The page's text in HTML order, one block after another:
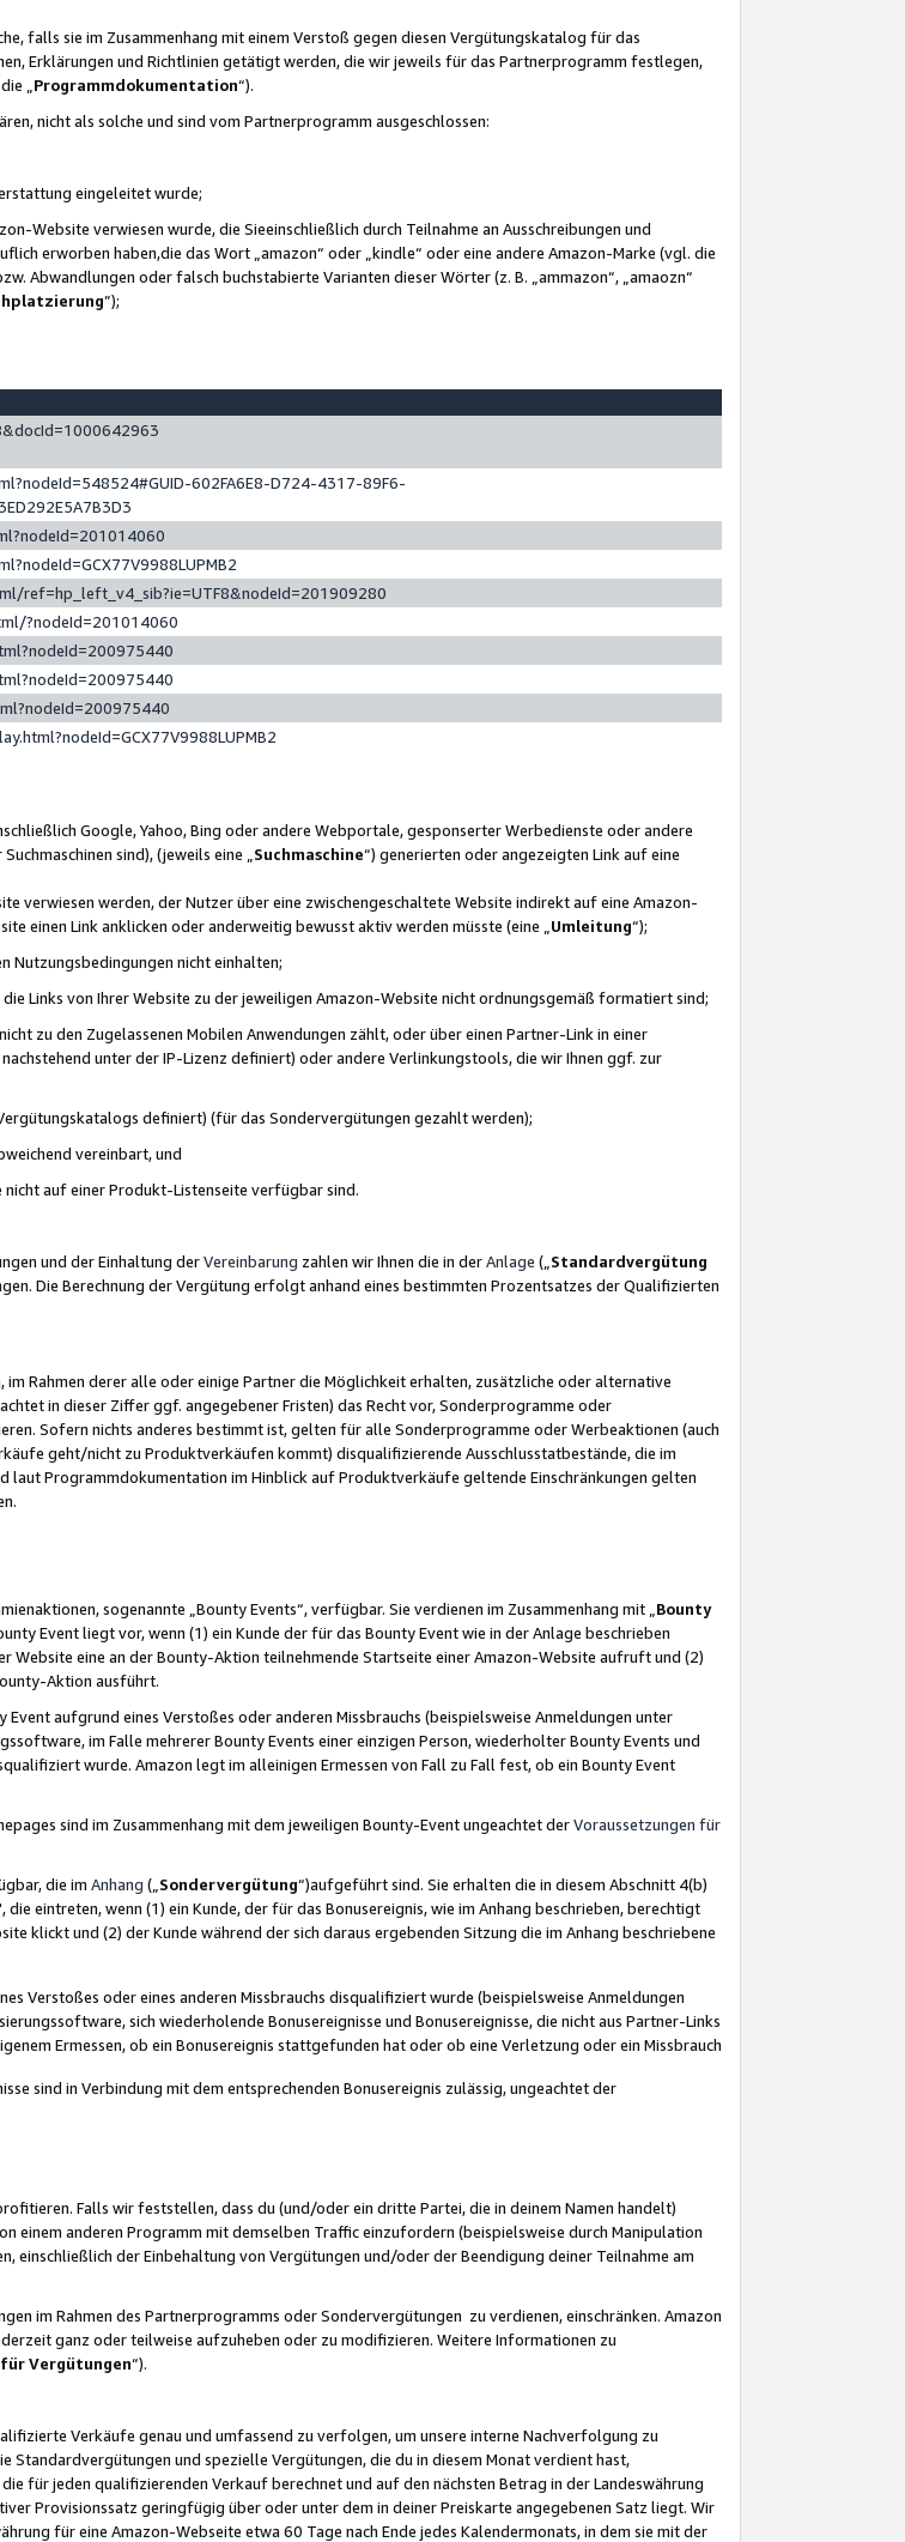
falls sie im Zusammenhang mit einem Verstoß gegen diesen Vergütungskatalog für das
Erklärungen und Richtlinien getätigt werden, die wir jeweils für das Partnerprogramm festlegen,
„ Programmdokumentation“).
nicht als solche und sind vom Partnerprogramm ausgeschlossen:
eingeleitet wurde;
Website verwiesen wurde, die Sieeinschließlich durch Teilnahme an Ausschreibungen und
erworben haben,die das Wort „amazon“ oder „kindle“ oder eine andere Amazon-Marke (vgl. die
Abwandlungen oder falsch buchstabierte Varianten dieser Wörter (z. B. „ammazon“, „amaozn“
”);
602FA6E8-D724-4317-89F6-
ref=hp_left_v4_sib?ie=UTF8&nodeId=201909280
?nodeId=201014060
Google, Yahoo, Bing oder andere Webportale, gesponserter Werbedienste oder andere
sind), (jeweils eine „ Suchmaschine“) generierten oder angezeigten Link auf eine
verwiesen werden, der Nutzer über eine zwischengeschaltete Website indirekt auf eine Amazon-
einen Link anklicken oder anderweitig bewusst aktiv werden müsste (eine „ Umleitung“);
Nutzungsbedingungen nicht einhalten;
Links von Ihrer Website zu der jeweiligen Amazon-Website nicht ordnungsgemäß formatiert sind;
zu den Zugelassenen Mobilen Anwendungen zählt, oder über einen Partner-Link in einer
unter der IP-Lizenz definiert) oder andere Verlinkungstools, die wir Ihnen ggf. zur
definiert) (für das Sondervergütungen gezahlt werden);
vereinbart, und
auf einer Produkt-Listenseite verfügbar sind.
und der Einhaltung derVereinbarung zahlen wir Ihnen die in derAnlage („ Standardvergütung
Die Berechnung der Vergütung erfolgt anhand eines bestimmten Prozentsatzes der Qualifizierten
Rahmen derer alle oder einige Partner die Möglichkeit erhalten, zusätzliche oder alternative
in dieser Ziffer ggf. angegebener Fristen) das Recht vor, Sonderprogramme oder
Sofern nichts anderes bestimmt ist, gelten für alle Sonderprogramme oder Werbeaktionen (auch
geht/nicht zu Produktverkäufen kommt) disqualifizierende Ausschlusstatbestände, die im
laut Programmdokumentation im Hinblick auf Produktverkäufe geltende Einschränkungen gelten
sogenannte „Bounty Events“, verfügbar. Sie verdienen im Zusammenhang mit „ Bounty
Event liegt vor, wenn (1) ein Kunde der für das Bounty Event wie in der Anlage beschrieben
Website eine an der Bounty-Aktion teilnehmende Startseite einer Amazon-Website aufruft und (2)
Aktion ausführt.
aufgrund eines Verstoßes oder anderen Missbrauchs (beispielsweise Anmeldungen unter
im Falle mehrerer Bounty Events einer einzigen Person, wiederholter Bounty Events und
wurde. Amazon legt im alleinigen Ermessen von Fall zu Fall fest, ob ein Bounty Event
sind im Zusammenhang mit dem jeweiligen Bounty-Event ungeachtet derVoraussetzungen für
die im Anhang („ Sondervergütung“)aufgeführt sind. Sie erhalten die in diesem Abschnitt 4(b)
die eintreten, wenn (1) ein Kunde, der für das Bonusereignis, wie im Anhang beschrieben, berechtigt
klickt und (2) der Kunde während der sich daraus ergebenden Sitzung die im Anhang beschriebene
Verstoßes oder eines anderen Missbrauchs disqualifiziert wurde (beispielsweise Anmeldungen
sich wiederholende Bonusereignisse und Bonusereignisse, die nicht aus Partner-Links
Ermessen, ob ein Bonusereignis stattgefunden hat oder ob eine Verletzung oder ein Missbrauch
sind in Verbindung mit dem entsprechenden Bonusereignis zulässig, ungeachtet der
Falls wir feststellen, dass du (und/oder ein dritte Partei, die in deinem Namen handelt)
einem anderen Programm mit demselben Traffic einzufordern (beispielsweise durch Manipulation
der Einbehaltung von Vergütungen und/oder der Beendigung deiner Teilnahme am
im Rahmen des Partnerprogramms oder Sondervergütungen zu verdienen, einschränken. Amazon
ganz oder teilweise aufzuheben oder zu modifizieren. Weitere Informationen zu
Vergütungen“).
Verkäufe genau und umfassend zu verfolgen, um unsere interne Nachverfolgung zu
Standardvergütungen und spezielle Vergütungen, die du in diesem Monat verdient hast,
für jeden qualifizierenden Verkauf berechnet und auf den nächsten Betrag in der Landeswährung
Provisionssatz geringfügig über oder unter dem in deiner Preiskarte angegebenen Satz liegt. Wir
für eine Amazon-Webseite etwa 60 Tage nach Ende jedes Kalendermonats, in dem sie mit der